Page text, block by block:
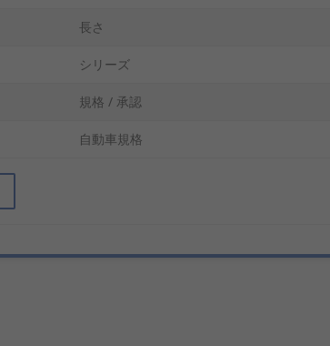
長さ
シリーズ
規格 / 承認
自動車規格